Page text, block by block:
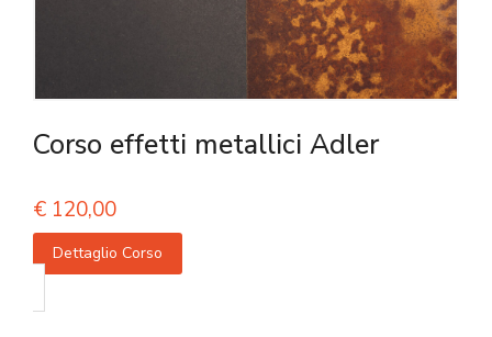
Corso effetti metallici Adler
€ 120,00
Dettaglio Corso